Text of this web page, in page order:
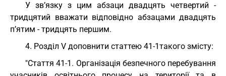
У зв’язку з цим абзаци двадцять четвертий -
тридцятий вважати відповідно абзацами двадцять
п’ятим - тридцять першим.
4. Розділ V доповнити статтею 41-1такого змісту:
"Стаття 41-1. Організація безпечного перебування